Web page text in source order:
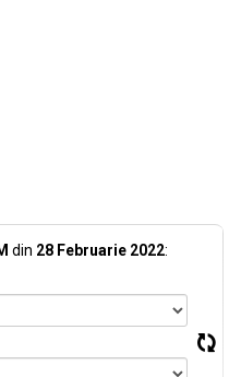
din 28 Februarie 2022: